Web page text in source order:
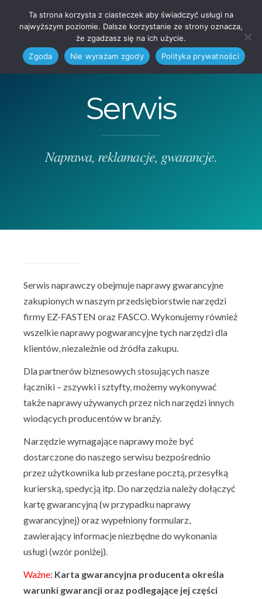
Serwis
Naprawa, reklamacje, gwarancje.
Serwis naprawczy obejmuje naprawy gwarancyjne
zakupionych w naszym przedsiębiorstwie narzędzi
firmy EZ-FASTEN oraz FASCO. Wykonujemy również
wszelkie naprawy pogwarancyjne tych narzędzi dla
klientów, niezależnie od źródła zakupu.
Dla partnerów biznesowych stosujących nasze
łączniki – zszywki i sztyfty, możemy wykonywać
także naprawy używanych przez nich narzędzi innych
wiodących producentów w branży.
Narzędzie wymagające naprawy może być
dostarczone do naszego serwisu bezpośrednio
przez użytkownika lub przesłane pocztą, przesyłką
kurierską, spedycją itp. Do narzędzia należy dołączyć
kartę gwarancyjną (w przypadku naprawy
gwarancyjnej) oraz wypełniony formularz,
zawierający informacje niezbędne do wykonania
usługi (wzór poniżej).
Ważne: Karta gwarancyjna producenta określa
warunki gwarancji oraz podlegające jej części
Ta strona korzysta z ciasteczek aby świadczyć usługi na
najwyższym poziomie. Dalsze korzystanie ze strony oznacza,
że zgadzasz się na ich użycie.
Zgoda
Nie wyrażam zgody Polityka prywatności